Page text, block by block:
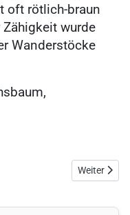
oft rötlich-braun
wurde
Wanderstöcke
Nächster
Weiter